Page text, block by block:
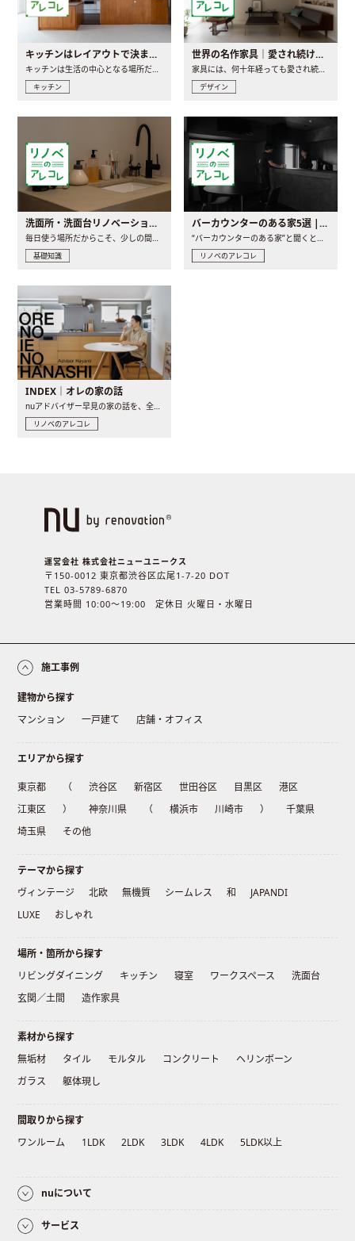
キッチンはレイアウトで決まる。後悔しないための考え方と選び方
キッチンは生活の中心となる場所だからこそ、家の中のどこに置..
キッチン
世界の名作家具｜愛され続ける理由と一生モノとの出会い方
家具には、何十年経っても愛され続ける「名作」と呼ばれるもの..
デザイン
洗面所・洗面台リノベーションの事例と間取りアイデア
基礎知識
バーカウンターのある家5選 | 日常に馴染む“距離の近い”キッチンとは
リノベのアレコレ
INDEX｜オレの家の話
nuアドバイザー早見の家の話を、全4話でお届け。リノベーションを..
リノベのアレコレ
運営会社 株式会社ニューユニークス
〒150-0012 東京都渋谷区広尾1-7-20 DOT
TEL 03-5789-6870
営業時間 10:00〜19:00 定休日 火曜日・水曜日
施工事例
建物から探す
マンション
一戸建て 店舗・オフィス
エリアから探す
東京都 （ 渋谷区 新宿区 世田谷区 目黒区
港区
江東区
） 神奈川県 （ 横浜市 川崎市 ）
千葉県
埼玉県
その他
テーマから探す
ヴィンテージ
北欧 無機質 シームレス 和
JAPANDI
LUXE
おしゃれ
場所・箇所から探す
リビングダイニング
キッチン 寝室 ワークスペース
洗面台
玄関／土間
造作家具
素材から探す
無垢材
タイル モルタル コンクリート
ヘリンボーン
ガラス
躯体現し
間取りから探す
ワンルーム
1LDK 2LDK 3LDK 4LDK 5LDK以上
nuについて
サービス